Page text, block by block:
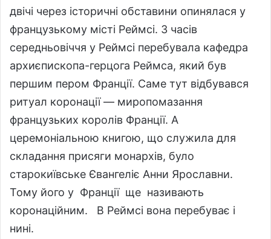
двічі через історичні обставини опинялася у
французькому місті Реймсі. З часів
середньовіччя у Реймсі перебувала кафедра
архиєпископа-герцога Реймса, який був
першим пером Франції. Саме тут відбувався
ритуал коронації — миропомазання
французьких королів Франції. А
церемоніальною книгою, що служила для
складання присяги монархів, було
старокиївське Євангеліє Анни Ярославни.
Тому його у Франції ще називають
коронаційним. В Реймсі вона перебуває і
нині.